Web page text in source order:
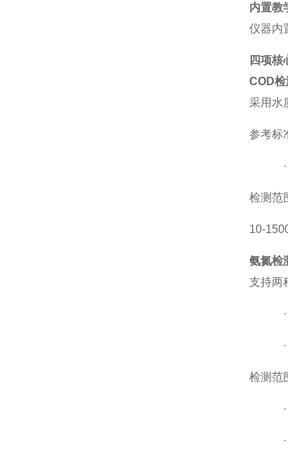
内置教
仪器内
四项核
COD检
采用水
参考标
·
检测范
10-
氨氮检
支持两
·
·
检测范
·
·